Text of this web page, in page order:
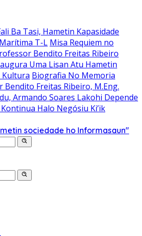
Ba Tasi, Hametin Kapasidade
T-L Misa Requiem no
Bendito Freitas Ribeiro
Uma Lisan Atu Hametin
Kultura Biografia No Memoria
Freitas Ribeiro, M.Eng.
Armando Soares Lakohi Depende
Halo Negósiu Ki’ik
sociedade ho Informasaun"